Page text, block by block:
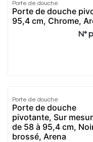
Meilleur
prix
Porte de douche
Porte de douche
95,4 cm, Chrome,
N°
Meilleur
prix
Porte de douche
Porte de douche
pivotante, Sur
de 58 à 95,4 cm,
brossé, Arena